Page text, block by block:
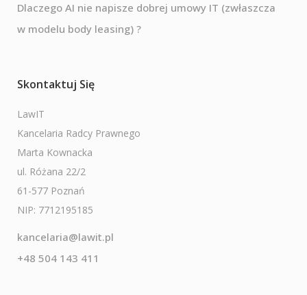
Dlaczego AI nie napisze dobrej umowy IT (zwłaszcza
w modelu body leasing) ?
Skontaktuj Się
LawIT
Kancelaria Radcy Prawnego
Marta Kownacka
ul. Różana 22/2
61-577 Poznań
NIP: 7712195185
kancelaria@lawit.pl
+48 504 143 411